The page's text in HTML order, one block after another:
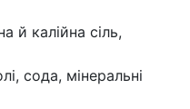
й калійна сіль,
сода, мінеральні